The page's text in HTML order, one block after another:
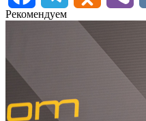
Рекомендуем